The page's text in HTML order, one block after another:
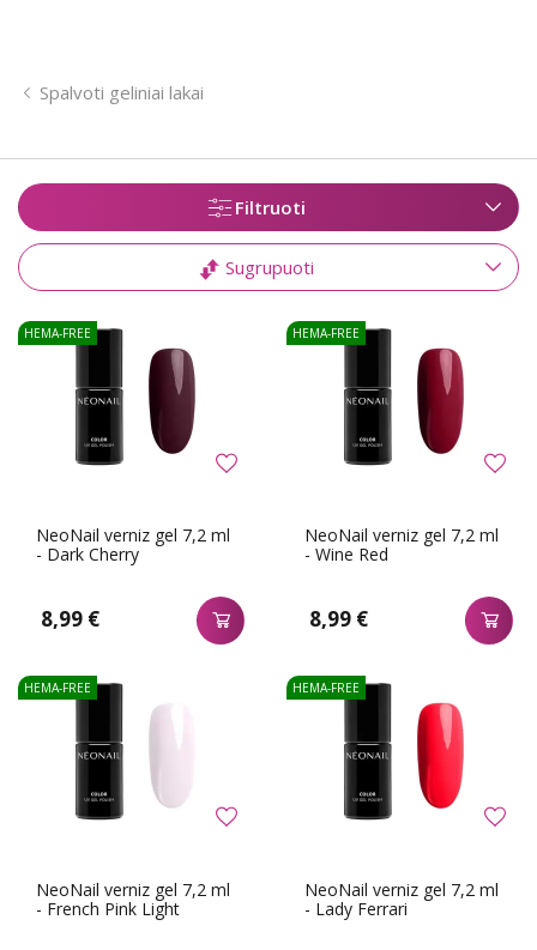
Spalvoti geliniai lakai
Filtruoti
Sugrupuoti
NeoNail verniz gel 7,2 ml
- Dark Cherry
8,99 €
HEMA-FREE
NeoNail verniz gel 7,2 ml
- Wine Red
8,99 €
HEMA-FREE
NeoNail verniz gel 7,2 ml
- French Pink Light
HEMA-FREE
NeoNail verniz gel 7,2 ml
- Lady Ferrari
HEMA-FREE